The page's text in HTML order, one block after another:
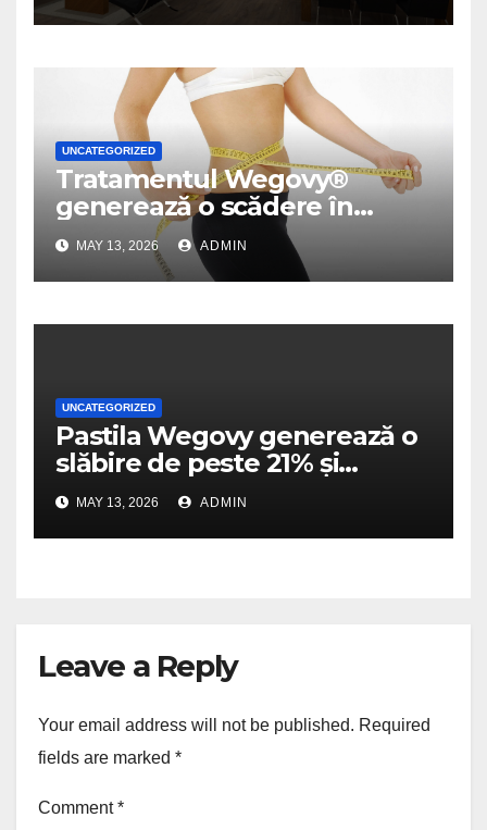
UNCATEGORIZED
Tratamentul Wegovy®
generează o scădere în
greutate de până la 22,6% la
femei în perioada
menopauzei și reduce la
MAY 13, 2026 ADMIN
UNCATEGORIZED
Pastila Wegovy generează o
slăbire de peste 21% și
dublează scorurile de
îmbunătățire a mobilității
fizice
MAY 13, 2026 ADMIN
Leave a Reply
Your email address will not be published. Required
fields are marked *
Comment*